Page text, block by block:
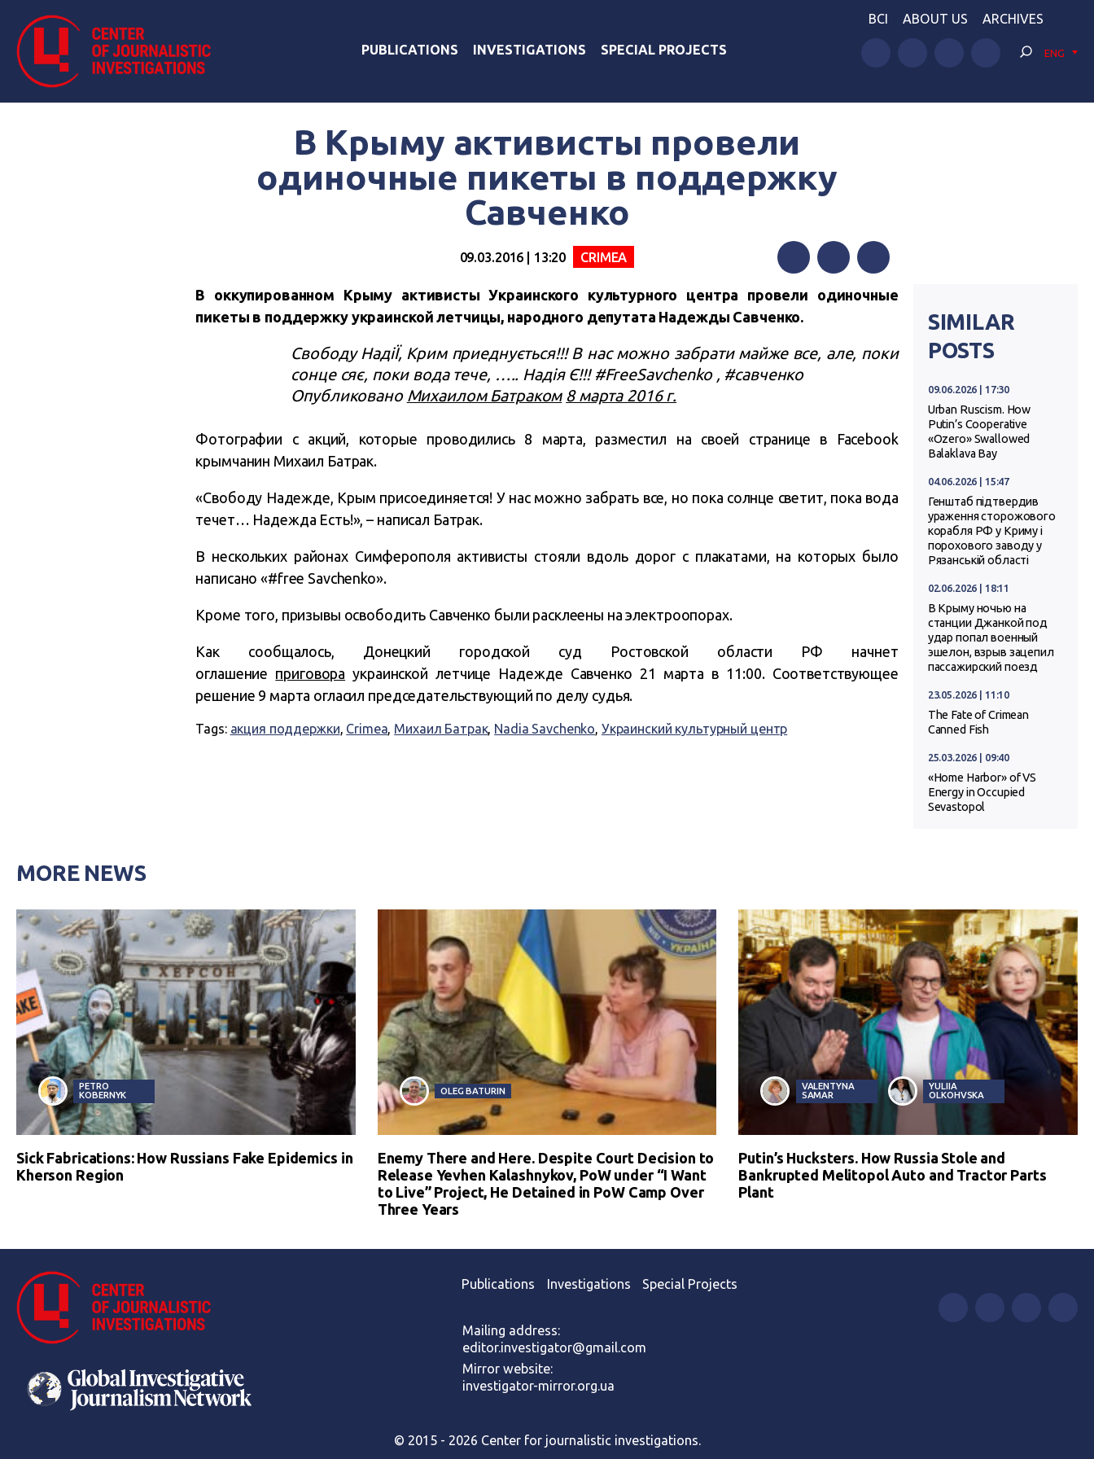
PUBLICATIONS INVESTIGATIONS SPECIAL PROJECTS
BCI ABOUT US ARCHIVES
ENG
В Крыму активисты провели
одиночные пикеты в поддержку
Савченко
09.03.2016 | 13:20 CRIMEA
FacebookTwitterTelegram
В оккупированном Крыму активисты Украинского культурного центра провели одиночные
пикеты в поддержку украинской летчицы, народного депутата Надежды Савченко.
Свободу НадіЇ, Крим приеднується!!! В нас можно забрати майже все, але, поки
сонце сяє, поки вода тече, ….. Надія Є!!! #FreeSavchenko , #савченко
Опубликовано Михаилом Батраком 8 марта 2016 г.
Фотографии с акций, которые проводились 8 марта, разместил на своей странице в Facebook
крымчанин Михаил Батрак.
«Свободу Надежде, Крым присоединяется! У нас можно забрать все, но пока солнце светит, пока вода
течет… Надежда Есть!», – написал Батрак.
В нескольких районах Симферополя активисты стояли вдоль дорог c плакатами, на которых было
написано «#free Savchenko».
Кроме того, призывы освободить Савченко были расклеены на электроопорах.
Как сообщалось, Донецкий городской суд Ростовской области РФ начнет
оглашение приговора украинской летчице Надежде Савченко 21 марта в 11:00. Соответствующее
решение 9 марта огласил председательствующий по делу судья.
Tags: акция поддержки, Crimea, Михаил Батрак, Nadia Savchenko, Украинский культурный центр
SIMILAR
POSTS
09.06.2026 | 17:30
Urban Ruscism. How
Putin’s Cooperative
«Ozero» Swallowed
Balaklava Bay
04.06.2026 | 15:47
Генштаб підтвердив
ураження сторожового
корабля РФ у Криму і
порохового заводу у
Рязанській області
02.06.2026 | 18:11
В Крыму ночью на
станции Джанкой под
удар попал военный
эшелон, взрыв зацепил
пассажирский поезд
23.05.2026 | 11:10
The Fate of Crimean
Canned Fish
25.03.2026 | 09:40
«Home Harbor» of VS
Energy in Occupied
Sevastopol
MORE NEWS
PETRO
KOBERNYK
Sick Fabrications: How Russians Fake Epidemics in
Kherson Region
OLEG BATURIN
Enemy There and Here. Despite Court Decision to
Release Yevhen Kalashnykov, PoW under “I Want
to Live” Project, He Detained in PoW Camp Over
Three Years
VALENTYNA
SAMAR
YULIIA
OLKOHVSKA
Putin’s Hucksters. How Russia Stole and
Bankrupted Melitopol Auto and Tractor Parts
Plant
Publications Investigations Special Projects
Mailing address:
editor.investigator@gmail.com
Mirror website:
investigator-mirror.org.ua
© 2015 - 2026 Center for journalistic investigations.